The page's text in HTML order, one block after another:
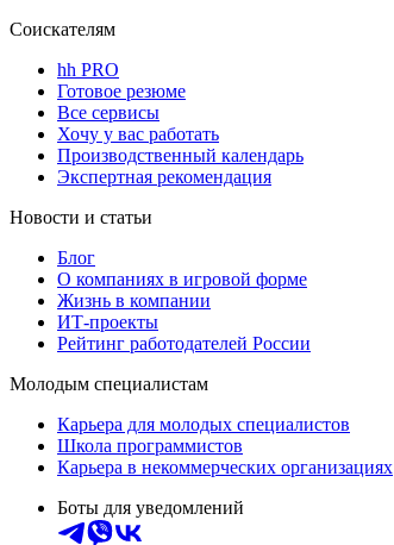
Соискателям
hh PRO
Готовое резюме
Все сервисы
Хочу у вас работать
Производственный календарь
Экспертная рекомендация
Новости и статьи
Блог
О компаниях в игровой форме
Жизнь в компании
ИТ-проекты
Рейтинг работодателей России
Молодым специалистам
Карьера для молодых специалистов
Школа программистов
Карьера в некоммерческих организациях
Боты для уведомлений